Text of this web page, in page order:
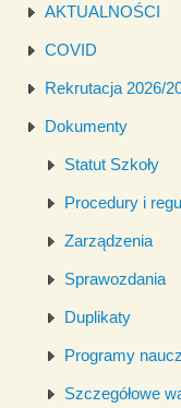
AKTUALNOŚCI
COVID
Rekrutacja 2026/
Dokumenty
Statut Szkoły
Procedury i
Zarządzenia
Sprawozdania
Duplikaty
Programy
Szczegółowe